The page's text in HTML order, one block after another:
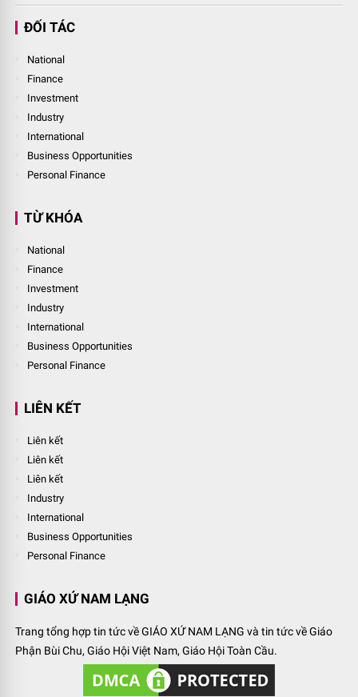
ĐỐI TÁC
National
Finance
Investment
Industry
International
Business Opportunities
Personal Finance
TỪ KHÓA
National
Finance
Investment
Industry
International
Business Opportunities
Personal Finance
LIÊN KẾT
Liên kết
Liên kết
Liên kết
Industry
International
Business Opportunities
Personal Finance
GIÁO XỨ NAM LẠNG
Trang tổng hợp tin tức về GIÁO XỨ NAM LẠNG và tin tức về Giáo
Phận Bùi Chu, Giáo Hội Việt Nam, Giáo Hội Toàn Cầu.